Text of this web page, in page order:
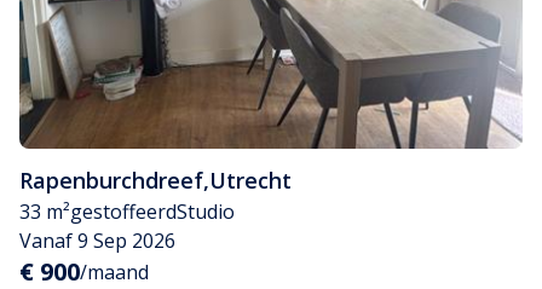
Rapenburchdreef,Utrecht
33 m²gestoffeerdStudio
Vanaf 9 Sep 2026
€ 900/maand